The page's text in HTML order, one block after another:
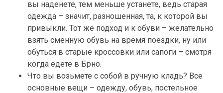
вы наденете, тем меньше устанете, ведь старая
одежда – значит, разношенная, та, к которой вы
привыкли. Тот же подход и к обуви – желательно
взять сменную обувь на время поездки, ну или
обуться в старые кроссовки или сапоги – смотря
когда едете в Брно.
Что вы возьмете с собой в ручную кладь? Все
основные вещи – одежду, обувь, постельное